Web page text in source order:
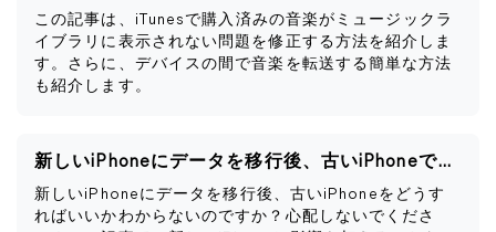
この記事は、iTunesで購入済みの音楽がミュージックラ
イブラリに表示されない問題を修正する方法を紹介しま
す。さらに、デバイスの間で音楽を転送する簡単な方法
も紹介します。
新しいiPhoneにデータを移行後、古いiPhoneですべきこと
新しいiPhoneにデータを移行後、古いiPhoneをどうす
ればいいかわからないのですか？心配しないでくださ